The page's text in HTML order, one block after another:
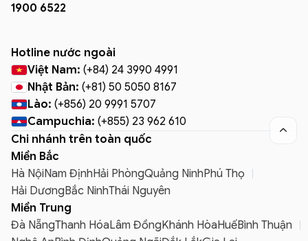
1900 6522
Hotline nước ngoài
Việt Nam: (+84) 24 3990 4991
Nhật Bản: (+81) 50 5050 8167
Lào: (+856) 20 9991 5707
Campuchia: (+855) 23 962 610

Chi nhánh trên toàn quốc
Miền Bắc
Hà NộiNam ĐịnhHải PhòngQuảng NinhPhú Thọ
Hải DươngBắc NinhThái Nguyên
Miền Trung
Đà NẵngThanh HóaLâm ĐồngKhánh HòaHuếBình Thuận